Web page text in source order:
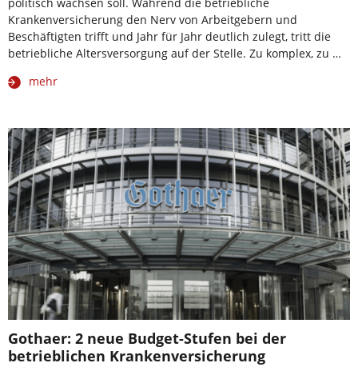
Krankenversicherung den Nerv von Arbeitgebern und
Beschäftigten trifft und Jahr für Jahr deutlich zulegt, tritt die
betriebliche Altersversorgung auf der Stelle. Zu komplex, zu …
mehr
Gothaer: 2 neue Budget-Stufen bei der
betrieblichen Krankenversicherung